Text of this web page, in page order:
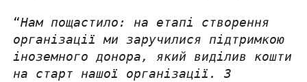
“Нам пощастило: на етапі створення
організації ми заручилися підтримкою
іноземного донора, який виділив кошти
на старт нашої організації. З